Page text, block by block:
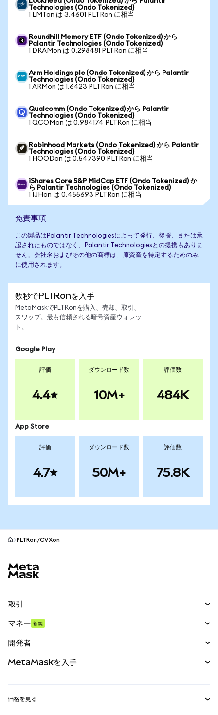
Technologies (Ondo Tokenized)
1 LMTon は 3.4601 PLTRon に相当
Roundhill Memory ETF (Ondo Tokenized) から
Palantir Technologies (Ondo Tokenized)
1 DRAMon は 0.298481 PLTRon に相当
Arm Holdings plc (Ondo Tokenized) から Palantir
Technologies (Ondo Tokenized)
1 ARMon は 1.6423 PLTRon に相当
Qualcomm (Ondo Tokenized) から Palantir
Technologies (Ondo Tokenized)
1 QCOMon は 0.984174 PLTRon に相当
Robinhood Markets (Ondo Tokenized) から Palantir
Technologies (Ondo Tokenized)
1 HOODon は 0.547390 PLTRon に相当
iShares Core S&P MidCap ETF (Ondo Tokenized) か
ら Palantir Technologies (Ondo Tokenized)
1 IJHon は 0.455693 PLTRon に相当
免責事項
この製品はPalantir Technologiesによって発行、後援、または承
認されたものではなく、Palantir Technologiesとの提携もありま
せん。会社名およびその他の商標は、原資産を特定するためのみ
に使用されます。
数秒でPLTRonを入手
MetaMaskでPLTRonを購入、売却、取引、
スワップ。最も信頼される暗号資産ウォレッ
ト。
Google Play
評価
4.4
ダウンロード数
10M+
評価数
484K
App Store
評価
4.7
ダウンロード数
50M+
評価数
75.8K
PLTRon/CVXon
取引
パーペチュアル
RWA
マネー 新規
開発者
MetaMaskを入手
価格を見る